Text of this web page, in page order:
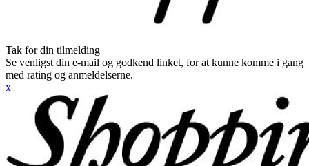
Tak for din tilmelding
Se venligst din e-mail og godkend linket, for at kunne komme i gang
med rating og anmeldelserne.
x